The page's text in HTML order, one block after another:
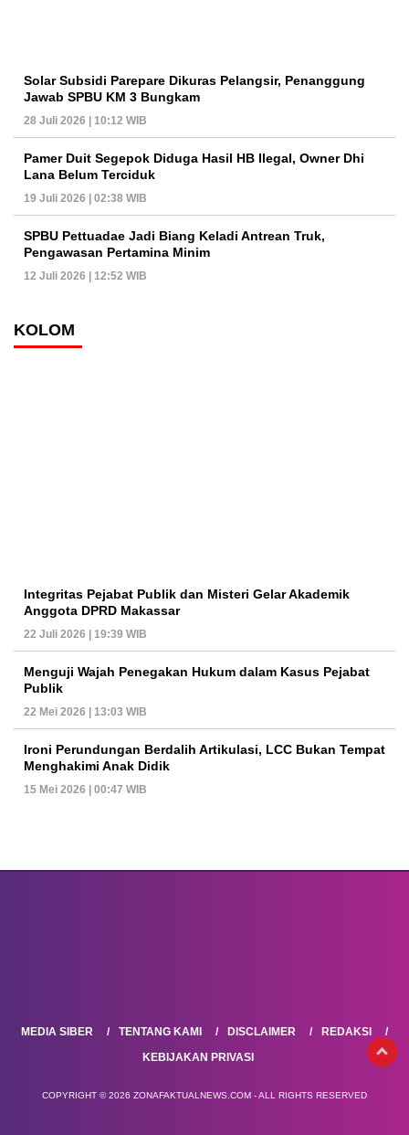
Solar Subsidi Parepare Dikuras Pelangsir, Penanggung
Jawab SPBU KM 3 Bungkam
28 Juli 2026 | 10:12 WIB
Pamer Duit Segepok Diduga Hasil HB Ilegal, Owner Dhi
Lana Belum Terciduk
19 Juli 2026 | 02:38 WIB
SPBU Pettuadae Jadi Biang Keladi Antrean Truk,
Pengawasan Pertamina Minim
12 Juli 2026 | 12:52 WIB
KOLOM
Integritas Pejabat Publik dan Misteri Gelar Akademik
Anggota DPRD Makassar
22 Juli 2026 | 19:39 WIB
Menguji Wajah Penegakan Hukum dalam Kasus Pejabat
Publik
22 Mei 2026 | 13:03 WIB
Ironi Perundungan Berdalih Artikulasi, LCC Bukan Tempat
Menghakimi Anak Didik
15 Mei 2026 | 00:47 WIB
MEDIA SIBER TENTANG KAMI DISCLAIMER
REDAKSI
KEBIJAKAN PRIVASI
COPYRIGHT © 2026 ZONAFAKTUALNEWS.COM - ALL RIGHTS RESERVED